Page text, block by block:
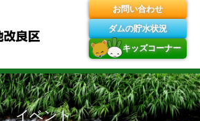
お問い合わせ
ダムの貯水状況
キッズコーナー
イベント